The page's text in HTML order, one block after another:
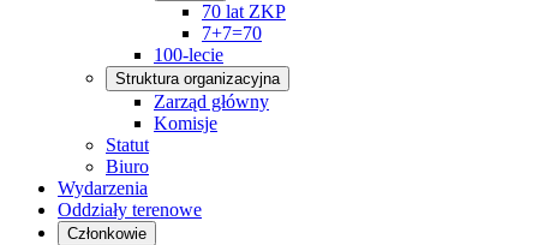
70 lat ZKP
7+7=70
100-lecie
Struktura organizacyjna
Zarząd główny
Komisje
Statut
Biuro
Wydarzenia
Oddziały terenowe
Członkowie